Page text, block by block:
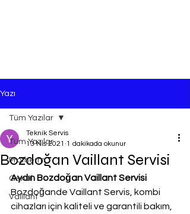
Yazı
Tüm Yazılar
Protherm
Genel
Vaillant
Tüm Yazılar
Bozdoğan Vaillant Servisi
Teknik Servis
13 Nis 2021 1 dakikada okunur
Aydın Bozdoğan Vaillant Servisi
Bozdoğande Vaillant Servis, kombi
cihazları için kaliteli ve garantili bakım,